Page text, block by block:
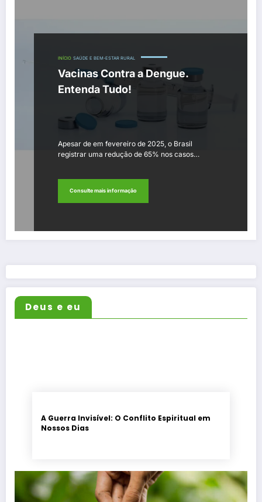
INÍCIO SAÚDE E BEM-ESTAR RURAL
Vacinas Contra a Dengue.
Entenda Tudo!
Apesar de em fevereiro de 2025, o Brasil
registrar uma redução de 65% nos casos…
Consulte mais informação
Deus e eu
A Guerra Invisível: O Conflito Espiritual em
Nossos Dias